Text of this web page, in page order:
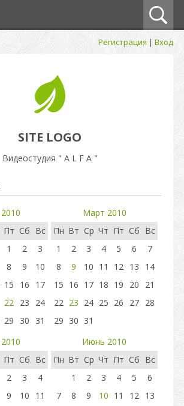
Регистрация |Вход
SITE LOGO
Видеостудия " A L F A "
Пт Сб Вс
1
2
3
8 9
10
15 16
17
22 23
24
29 30 31
Март 2010
Пн Вт Ср Чт Пт Сб Вс
1
2 3 4 5 6
7
8
9 10 11 12 13
14
15 16 17 18 19 20
21
22 23 24 25 26 27 28
29 30 31
Пт Сб Вс
2 3
4
9 10
11
Июнь 2010
Пн Вт Ср Чт Пт Сб Вс
1
2 3 4 5
6
7
8 9 10 11 12 13